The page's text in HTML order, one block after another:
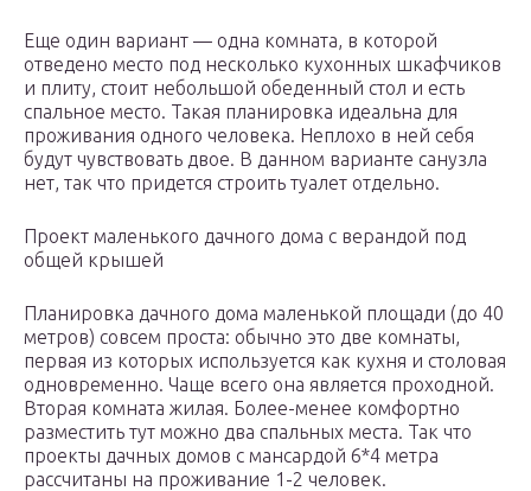
Еще один вариант — одна комната, в которой
отведено место под несколько кухонных шкафчиков
и плиту, стоит небольшой обеденный стол и есть
спальное место. Такая планировка идеальна для
проживания одного человека. Неплохо в ней себя
будут чувствовать двое. В данном варианте санузла
нет, так что придется строить туалет отдельно.
Проект маленького дачного дома с верандой под
общей крышей
Планировка дачного дома маленькой площади (до 40
метров) совсем проста: обычно это две комнаты,
первая из которых используется как кухня и столовая
одновременно. Чаще всего она является проходной.
Вторая комната жилая. Более-менее комфортно
разместить тут можно два спальных места. Так что
проекты дачных домов с мансардой 6*4 метра
рассчитаны на проживание 1-2 человек.